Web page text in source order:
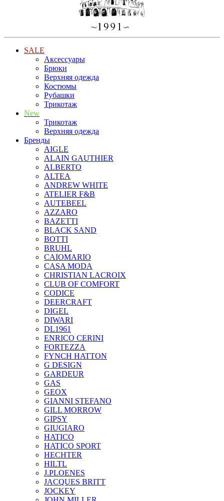
SALE
Аксессуары
Брюки
Верхняя одежда
Костюмы
Рубашки
Трикотаж
New
Трикотаж
Верхняя одежда
Бренды
AIGLE
ALAIN GAUTHIER
ALBERTO
ALTEA
ANDREW WHITE
ATELIER F&B
AUTEBEEL
AZZARO
BAZETTI
BLACK SAND
BOTTI
BRUHL
CAIOMARIO
CASA MODA
CHRISTIAN LACROIX
CLUB OF COMFORT
CODICE
DEERCRAFT
DIGEL
DIWARI
DL1961
ENRICO CERINI
FORTEZZA
FYNCH HATTON
G DESIGN
GARDEUR
GAS
GEOX
GIANNI STEFANO
GILL MORROW
GIPSY
GIUGIARO
HATICO
HATICO SPORT
HECHTER
HILTL
J.PLOENES
JAСQUES BRITT
JOCKEY